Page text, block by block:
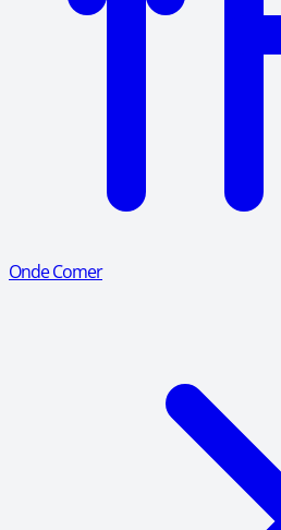
Onde Comer